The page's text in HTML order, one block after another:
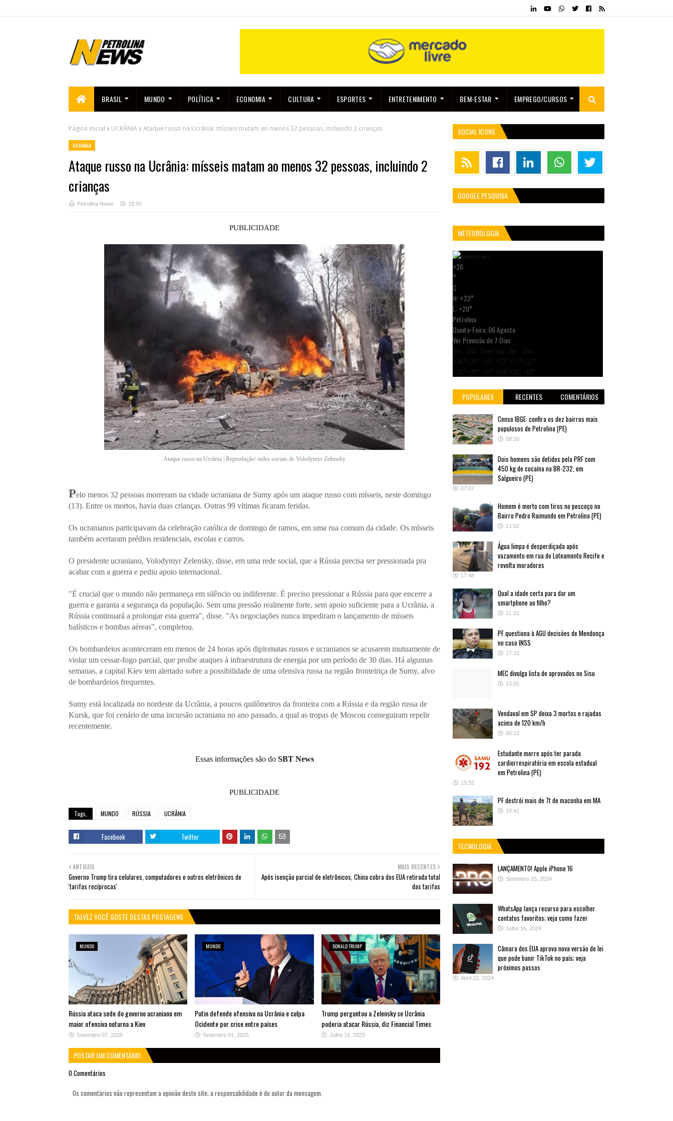
BRASIL MUNDO POLÍTICA ECONOMIA CULTURA ESPORTES ENTRETENIMENTO BEM-ESTAR EMPREGO/CURSOS
Página inicial UCRÂNIA Ataque russo na Ucrânia: mísseis matam ao menos 32 pessoas, incluindo 2 crianças
UCRÂNIA
Ataque russo na Ucrânia: mísseis matam ao menos 32 pessoas, incluindo 2
crianças
Petrolina News 18:50
PUBLICIDADE
Ataque russo na Ucrânia | Reprodução/ redes sociais de Volodymyr Zelensky
Pelo menos 32 pessoas morreram na cidade ucraniana de Sumy após um ataque russo com mísseis, neste domingo
(13). Entre os mortos, havia duas crianças. Outras 99 vítimas ficaram feridas.
Os ucranianos participavam da celebração católica de domingo de ramos, em uma rua comum da cidade. Os mísseis
também acertaram prédios residenciais, escolas e carros.
O presidente ucraniano, Volodymyr Zelensky, disse, em uma rede social, que a Rússia precisa ser pressionada pra
acabar com a guerra e pediu apoio internacional.
"É crucial que o mundo não permaneça em silêncio ou indiferente. É preciso pressionar a Rússia para que encerre a
guerra e garanta a segurança da população. Sem uma pressão realmente forte, sem apoio suficiente para a Ucrânia, a
Rússia continuará a prolongar esta guerra", disse. "As negociações nunca impediram o lançamento de mísseis
balísticos e bombas aéreas", completou.
Os bombardeios aconteceram em menos de 24 horas após diplomatas russos e ucranianos se acusarem mutuamente de
violar um cessar-fogo parcial, que proíbe ataques à infraestrutura de energia por um período de 30 dias. Há algumas
semanas, a capital Kiev tem alertado sobre a possibilidade de uma ofensiva russa na região fronteiriça de Sumy, alvo
de bombardeios frequentes.
Sumy está localizada no nordeste da Ucrânia, a poucos quilômetros da fronteira com a Rússia e da região russa de
Kursk, que foi cenário de uma incursão ucraniana no ano passado, a qual as tropas de Moscou conseguiram repelir
recentemente.
Essas informações são do SBT News
PUBLICIDADE
Tags, MUNDO RÚSSIA UCRÂNIA
Facebook Twitter
MAIS RECENTES
Após isenção parcial de eletrônicos, China cobra dos EUA retirada total
das tarifas
ANTIGOS
Governo Trump tira celulares, computadores e outros eletrônicos de
'tarifas recíprocas'
TALVEZ VOCÊ GOSTE DESTAS POSTAGENS
MUNDO
Rússia ataca sede do governo ucraniano em
maior ofensiva noturna a Kiev
Setembro 07, 2025
MUNDO
Putin defende ofensiva na Ucrânia e culpa
Ocidente por crise entre países
Setembro 01, 2025
DONALD TRUMP
Trump perguntou a Zelensky se Ucrânia
poderia atacar Rússia, diz Financial Times
Julho 15, 2025
POSTAR UM COMENTÁRIO
0 Comentários
Os comentários não representam a opinião deste site; a responsabilidade é do autor da mensagem.
SOCIAL ICONS
GOOGLE PESQUISA
METEOROLOGIA
+26
°
C
H:+33°
L:+20°
Petrolina
Quinta-Feira, 06 Agosto
Ver Previsão de 7 Dias
POPULARES RECENTES COMENTÁRIOS
Censo IBGE: confira os dez bairros mais
populosos de Petrolina (PE)
08:20
Dois homens são detidos pela PRF com
450 kg de cocaína na BR-232, em
Salgueiro (PE)
07:07
Homem é morto com tiros no pescoço no
Bairro Pedro Raimundo em Petrolina (PE)
11:52
Água limpa é desperdiçada após
vazamento em rua do Loteamento Recife e
revolta moradores
17:48
Qual a idade certa para dar um
smartphone ao filho?
11:21
PF questiona à AGU decisões de Mendonça
no caso INSS
17:10
MEC divulga lista de aprovados no Sisu
13:55
Vendaval em SP deixa 3 mortos e rajadas
acima de 120 km/h
00:13
Estudante morre após ter parada
cardiorrespiratória em escola estadual
em Petrolina (PE)
15:32
PF destrói mais de 7t de maconha em MA
19:41
TECNOLOGIA
LANÇAMENTO! Apple iPhone 16
Setembro 25, 2024
WhatsApp lança recurso para escolher
contatos favoritos; veja como fazer
Julho 16, 2024
Câmara dos EUA aprova nova versão de lei
que pode banir TikTok no país; veja
próximos passos
Abril 22, 2024